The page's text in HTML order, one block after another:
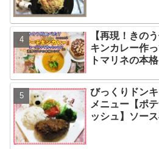
【再現！きの
キンカレー作
トマリネの本
びっくりドン
メニュー【ポ
ッシュ】ソー